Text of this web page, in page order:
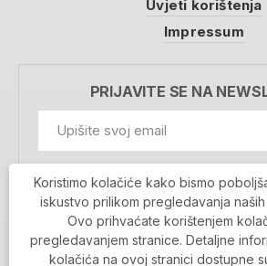
Uvjeti korištenja
Impressum
PRIJAVITE SE NA
Prihvaćam da se moji podaci
podataka i koriste u svrhu slanja
newslettera
MOJARIJEKA
Koristimo kolačiće kako bismo
iskustvo prilikom pregledavanja
Ovo prihvaćate korištenjem
pregledavanjem stranice. Detaljne
kolačića na ovoj stranici dostupne